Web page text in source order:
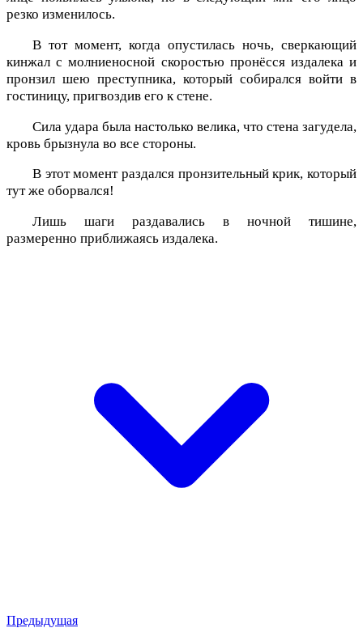
резко изменилось.
В тот момент, когда опустилась ночь, сверкающий
кинжал с молниеносной скоростью пронёсся издалека и
пронзил шею преступника, который собирался войти в
гостиницу, пригвоздив его к стене.
Сила удара была настолько велика, что стена загудела,
кровь брызнула во все стороны.
В этот момент раздался пронзительный крик, который
тут же оборвался!
Лишь шаги раздавались в ночной тишине,
размеренно приближаясь издалека.
Предыдущая